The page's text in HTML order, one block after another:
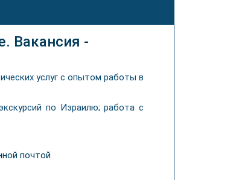
Вакансия -
услуг с опытом работы в
по Израилю; работа с
почтой